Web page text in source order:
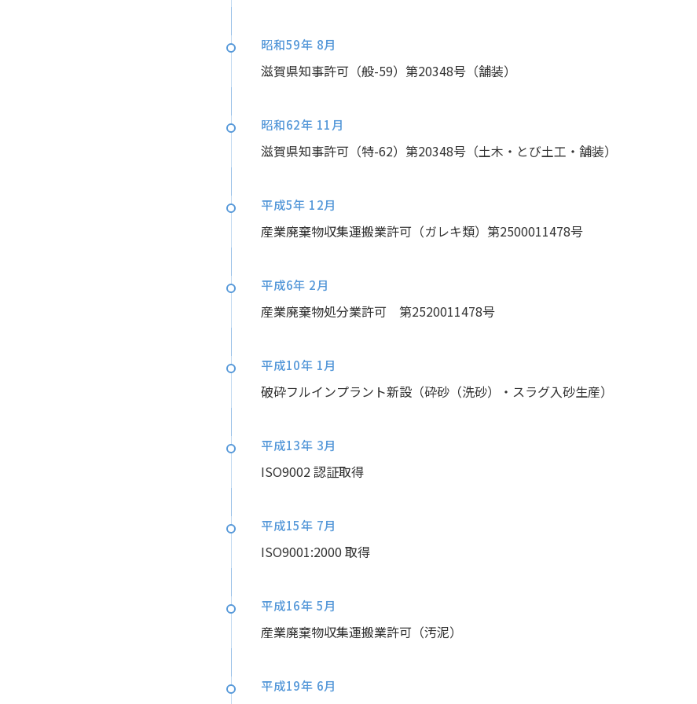
昭和59年 8月
滋賀県知事許可（般-59）第20348号（舗装）
昭和62年 11月
滋賀県知事許可（特-62）第20348号（土木・とび土工・舗装）
平成5年 12月
産業廃棄物収集運搬業許可（ガレキ類）第2500011478号
平成6年 2月
産業廃棄物処分業許可 第2520011478号
平成10年 1月
破砕フルインプラント新設（砕砂（洗砂）・スラグ入砂生産）
平成13年 3月
ISO9002 認証取得
平成15年 7月
ISO9001:2000 取得
平成16年 5月
産業廃棄物収集運搬業許可（汚泥）
平成19年 6月